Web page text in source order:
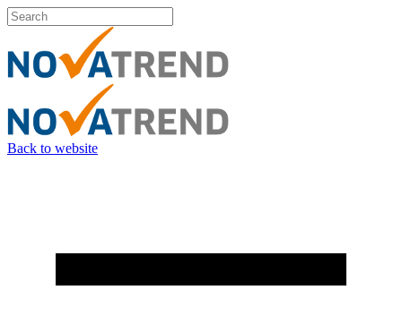
Back to website